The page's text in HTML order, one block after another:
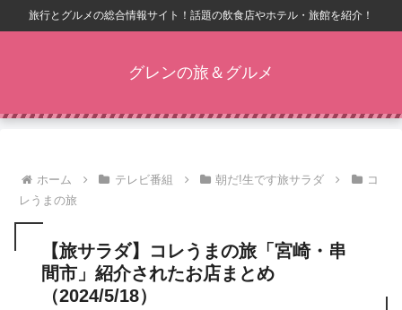
旅行とグルメの総合情報サイト！話題の飲食店やホテル・旅館を紹介！
グレンの旅＆グルメ
ホーム テレビ番組 朝だ!生です旅サラダ
コ
レうまの旅
【旅サラダ】コレうまの旅「宮崎・串
間市」紹介されたお店まとめ
（2024/5/18）